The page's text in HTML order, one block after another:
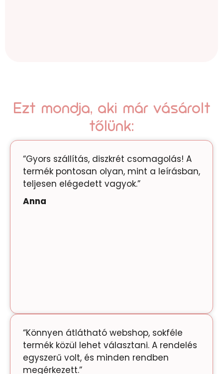
Ezt mondja, aki már vásárolt
tőlünk:
“Gyors szállítás, diszkrét csomagolás! A
termék pontosan olyan, mint a leírásban,
teljesen elégedett vagyok.”
Anna
“Könnyen átlátható webshop, sokféle
termék közül lehet választani. A rendelés
egyszerű volt, és minden rendben
megérkezett.”